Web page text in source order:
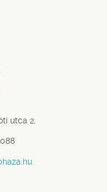
utca 2.